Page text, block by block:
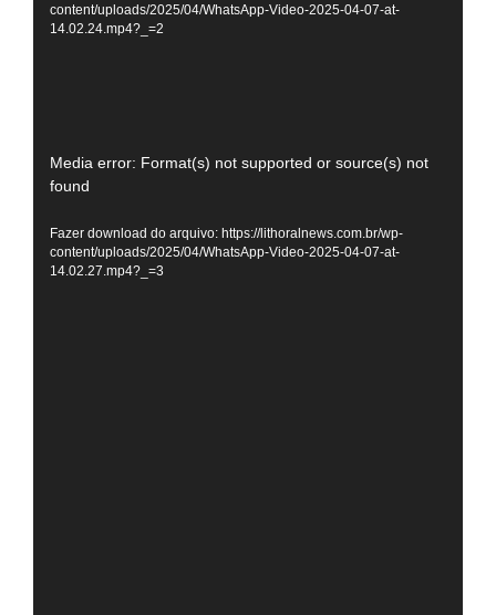
content/uploads/2025/04/WhatsApp-Video-2025-04-07-at-
14.02.24.mp4?_=2
Tocador
de
vídeo
Media error: Format(s) not supported or source(s) not
found
Fazer download do arquivo: https://lithoralnews.com.br/wp-
content/uploads/2025/04/WhatsApp-Video-2025-04-07-at-
14.02.27.mp4?_=3